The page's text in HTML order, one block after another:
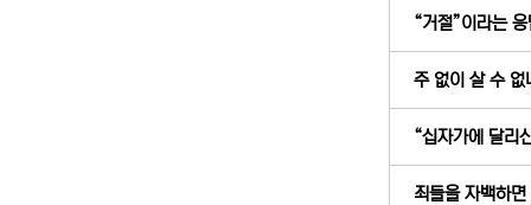
“거절”이라는
주 없이 살 수
“십자가에 달리
죄들을 자백하